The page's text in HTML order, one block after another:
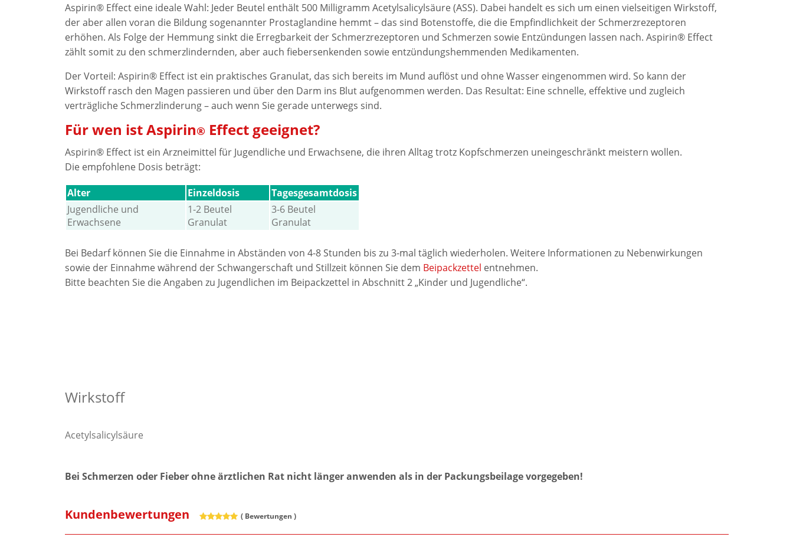
Aspirin® Effect eine ideale Wahl: Jeder Beutel enthält 500 Milligramm Acetylsalicylsäure (ASS). Dabei handelt es sich um einen vielseitigen Wirkstoff,
der aber allen voran die Bildung sogenannter Prostaglandine hemmt – das sind Botenstoffe, die die Empfindlichkeit der Schmerzrezeptoren
erhöhen. Als Folge der Hemmung sinkt die Erregbarkeit der Schmerzrezeptoren und Schmerzen sowie Entzündungen lassen nach. Aspirin® Effect
zählt somit zu den schmerzlindernden, aber auch fiebersenkenden sowie entzündungshemmenden Medikamenten.
Der Vorteil: Aspirin® Effect ist ein praktisches Granulat, das sich bereits im Mund auflöst und ohne Wasser eingenommen wird. So kann der
Wirkstoff rasch den Magen passieren und über den Darm ins Blut aufgenommen werden. Das Resultat: Eine schnelle, effektive und zugleich
verträgliche Schmerzlinderung – auch wenn Sie gerade unterwegs sind.
Für wen ist Aspirin® Effect geeignet?
Aspirin® Effect ist ein Arzneimittel für Jugendliche und Erwachsene, die ihren Alltag trotz Kopfschmerzen uneingeschränkt meistern wollen.
Die empfohlene Dosis beträgt:
Alter Einzeldosis
Tagesgesamtdosis
Jugendliche und
Erwachsene
1-2 Beutel
Granulat
3-6 Beutel
Granulat
Bei Bedarf können Sie die Einnahme in Abständen von 4-8 Stunden bis zu 3-mal täglich wiederholen. Weitere Informationen zu Nebenwirkungen
sowie der Einnahme während der Schwangerschaft und Stillzeit können Sie dem Beipackzettel entnehmen.
Bitte beachten Sie die Angaben zu Jugendlichen im Beipackzettel in Abschnitt 2 „Kinder und Jugendliche“.
Wirkstoff
Acetylsalicylsäure
Bei Schmerzen oder Fieber ohne ärztlichen Rat nicht länger anwenden als in der Packungsbeilage vorgegeben!
Kundenbewertungen ( Bewertungen )